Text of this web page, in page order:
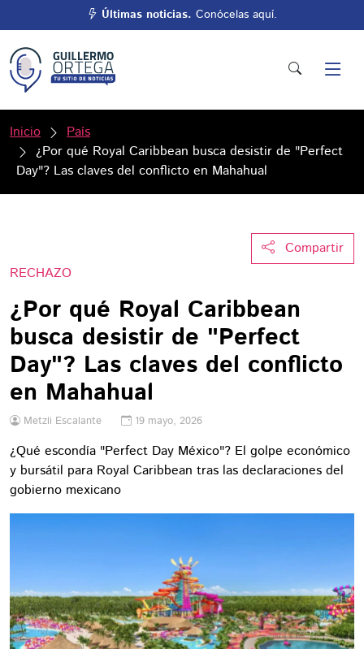
Últimas noticias. Conócelas aquí.
Inicio
País
¿Por qué Royal Caribbean busca desistir de "Perfect
Day"? Las claves del conflicto en Mahahual
Compartir
RECHAZO
¿Por qué Royal Caribbean
busca desistir de "Perfect
Day"? Las claves del conflicto
en Mahahual
Metzli Escalante 19 mayo, 2026
¿Qué escondía "Perfect Day México"? El golpe económico
y bursátil para Royal Caribbean tras las declaraciones del
gobierno mexicano